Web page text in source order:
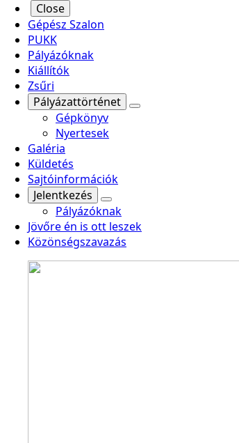
Close
Gépész Szalon
PUKK
Pályázóknak
Kiállítók
Zsűri
Pályázattörténet
Gépkönyv
Nyertesek
Galéria
Küldetés
Sajtóinformációk
Jelentkezés
Pályázóknak
Jövőre én is ott leszek
Közönségszavazás